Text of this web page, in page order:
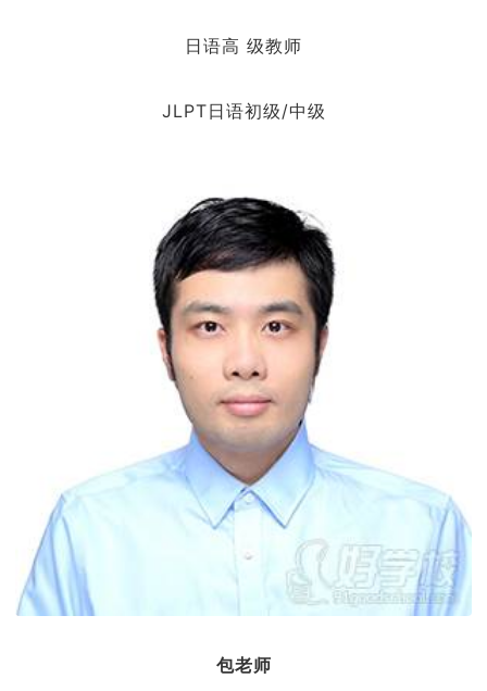
日语高 级教师
JLPT日语初级/中级
包老师